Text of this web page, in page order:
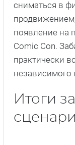
сниматься в
появление на
Comic Con.
практически
независимого
Итоги